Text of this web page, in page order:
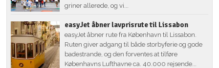
griner allerede, og vi...
easyJet åbner lavprisrute til Lissabon
easyJet åbner rute fra København til Lissabon.
Ruten giver adgang til både storbyferie og gode
badestrande, og den forventes at tilføre
Københavns Lufthavne ca. 40.000 rejsende...